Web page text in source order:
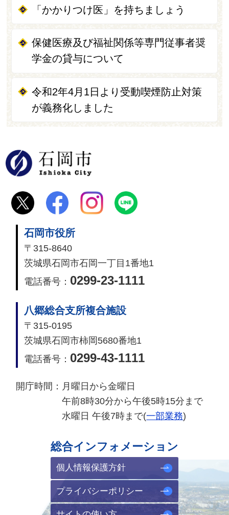
「かかりつけ医」を持ちましょう
保健医療及び福祉関係等専門従事者奨
学金の貸与について
令和2年4月1日より受動喫煙防止対策
が義務化しました
石岡市役所
〒315-8640
茨城県石岡市石岡一丁目1番地1
電話番号： 0299-23-1111
八郷総合支所複合施設
〒315-0195
茨城県石岡市柿岡5680番地1
電話番号： 0299-43-1111
開庁時間： 月曜日から金曜日
午前8時30分から午後5時15分まで
水曜日 午後7時まで(一部業務)
総合インフォメーション
個人情報保護方針
プライバシーポリシー